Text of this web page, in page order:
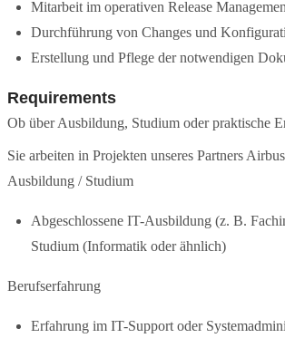
Mitarbeit im operativen Release
Durchführung von Changes und
Erstellung und Pflege der notwendigen
Requirements
Ob über Ausbildung, Studium oder praktische
Sie arbeiten in Projekten unseres Partners
Ausbildung / Studium
Abgeschlossene IT-Ausbildung (z. B.
Studium (Informatik oder ähnlich)
Berufserfahrung
Erfahrung im IT-Support oder